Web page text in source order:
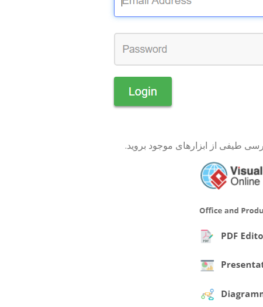
طیفی از ابزارهای موجود بروید.